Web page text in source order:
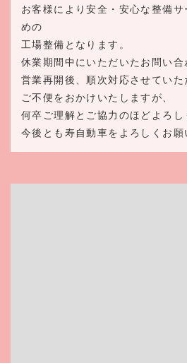
お客様により安全・安心な整備
めの
工場整備となります。
休業期間中にいただいたお問い合
営業再開後、順次対応させていた
ご不便をおかけいたしますが、
何卒ご理解とご協力のほどよろし
今後とも寿自動車をよろしくお願